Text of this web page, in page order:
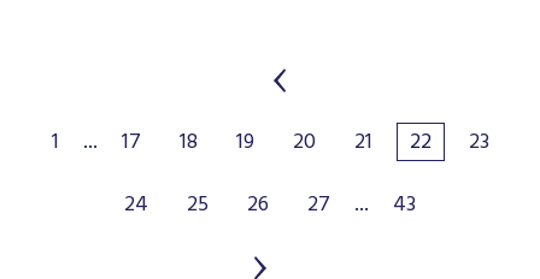
1 ... 17 18 19 20 21 22
23
24
25 26 27 ... 43